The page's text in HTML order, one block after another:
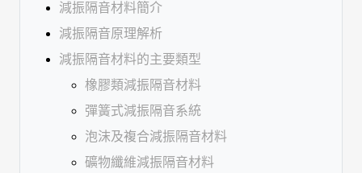
減振隔音材料簡介
減振隔音原理解析
減振隔音材料的主要類型
橡膠類減振隔音材料
彈簧式減振隔音系統
泡沫及複合減振隔音材料
礦物纖維減振隔音材料